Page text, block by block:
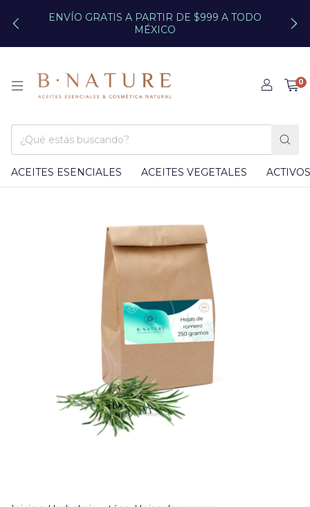
ENVÍO GRATIS A PARTIR DE $999 A TODO
MÉXICO
0
ACEITES ESENCIALES ACEITES VEGETALES